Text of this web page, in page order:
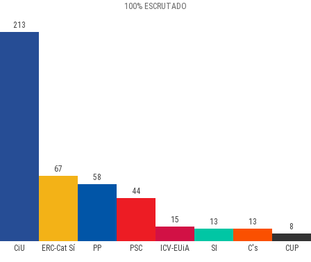
100% ESCRUTADO
CiU ERC-Cat Sí PP PSC ICV-EUiA SI C's CUP
213
67
58
44
15 13 13 8